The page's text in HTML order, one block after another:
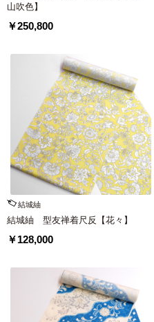
山吹色】
￥250,800
結城紬
結城紬 型友禅着尺反【花々】
￥128,000